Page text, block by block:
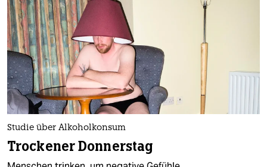
Studie über Alkoholkonsum
Trockener Donnerstag